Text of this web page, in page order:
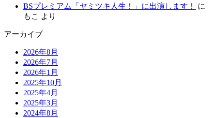
BSプレミアム「ヤミツキ人生！」に出演します！
に
もこ より
アーカイブ
2026年8月
2026年7月
2026年1月
2025年10月
2025年4月
2025年3月
2024年8月